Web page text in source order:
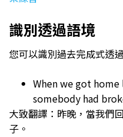
識別透過語境
您可以識別過去完成式透
When we got
somebody had
大致翻譯：昨晚，當我們
子。